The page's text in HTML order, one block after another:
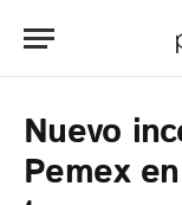
Nuevo
Pemex